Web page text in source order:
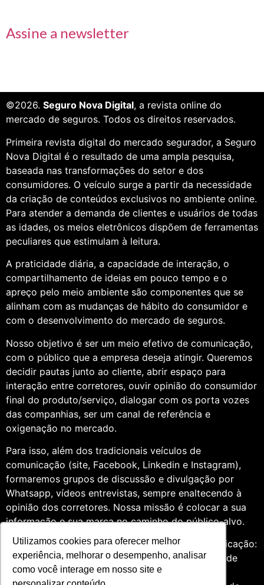
Utilizamos cookies para oferecer melhor
experiência, melhorar o desempenho, analisar
como você interage em nosso site e
Assine a newsletter
©2026. Seguro Nova Digital, a revista online do
mercado de seguros. Todos os direitos reservados.
Primeira revista digital do mercado segurador, a Seguro
Nova Digital é o resultado de uma ampla pesquisa,
baseada nas transformações do setor e dos
consumidores. O veículo surge a partir da necessidade
da criação de conteúdos exclusivos no ambiente online.
Para atender a demanda de clientes e usuários de todas
as idades, os meios eletrônicos dispõem de ferramentas
peculiares que estimulam à leitura.
A praticidade diária, a capacidade de interação, o
compartilhamento de ideias em pouco tempo e o
apreço pelo meio ambiente são componentes que se
alinham com as mudanças de hábito do consumidor e
com o desenvolvimento do mercado de seguros.
Nosso objetivo é ser um meio efetivo de comunicação,
com o público que a empresa deseja atingir. Queremos
decidir pautas junto ao cliente, abrir espaço para
interação entre corretores, ouvir opinião do consumidor
final do produto/serviço, dialogar com os porta vozes
das companhias, ser um canal de referência e
oxigenação no mercado.
Para isso, além dos tradicionais veículos de
comunicação (site, Facebook, Linkedin e Instagram),
formaremos grupos de discussão e divulgação por
Whatsapp, vídeos entrevistas, sempre enaltecendo à
opinião dos corretores. Nossa missão é colocar a sua
informação e sua marca no caminho do público-alvo.
Somos profissionais formados na área de comunicação:
Jornalismo e Relações Públicas. Assim, por meio de
uma análise de quatro anos do setor de seguros,